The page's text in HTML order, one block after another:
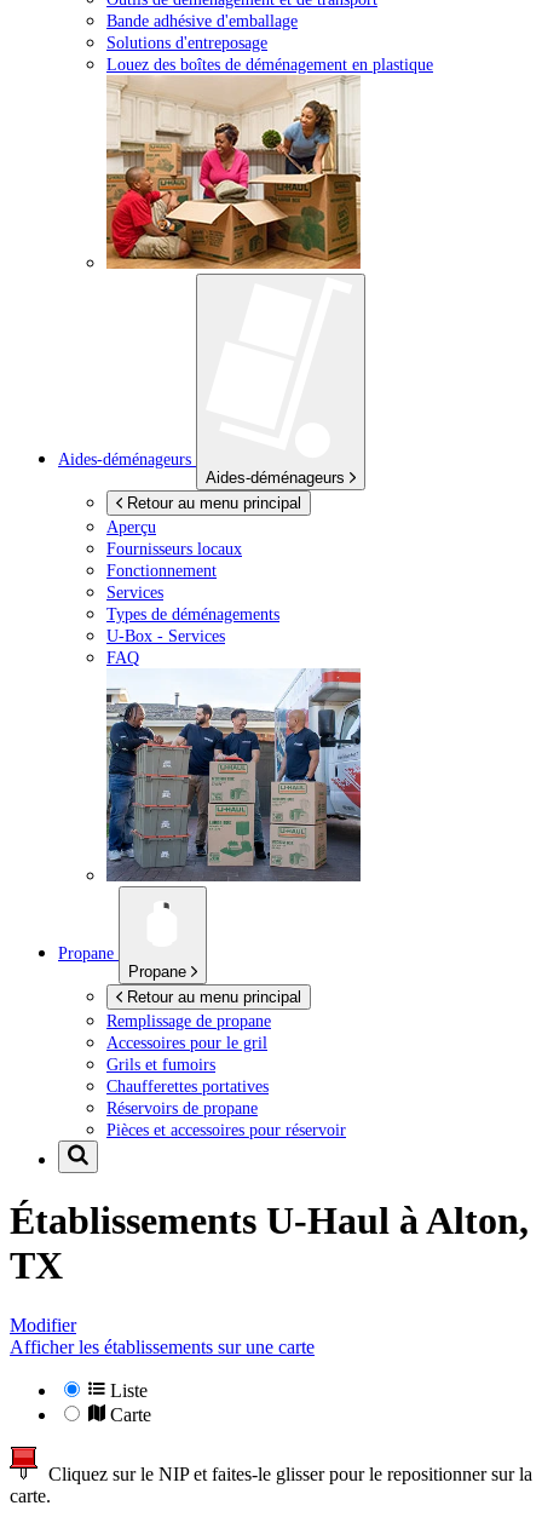
Bande adhésive d'emballage
Solutions d'entreposage
Louez des boîtes de déménagement en plastique
Aides-déménageurs
Aides-déménageurs
Retour au menu principal
Aperçu
Fournisseurs locaux
Fonctionnement
Services
Types de déménagements
U-Box - Services
FAQ
Propane
Propane
Retour au menu principal
Remplissage de propane
Accessoires pour le gril
Grils et fumoirs
Chaufferettes portatives
Réservoirs de propane
Pièces et accessoires pour réservoir
Établissements U-Haul àAlton,
TX
Modifier
Afficher les établissements sur une carte
Liste
Carte
Cliquez sur le NIP et faites-le glisser pour le repositionner sur la
carte.